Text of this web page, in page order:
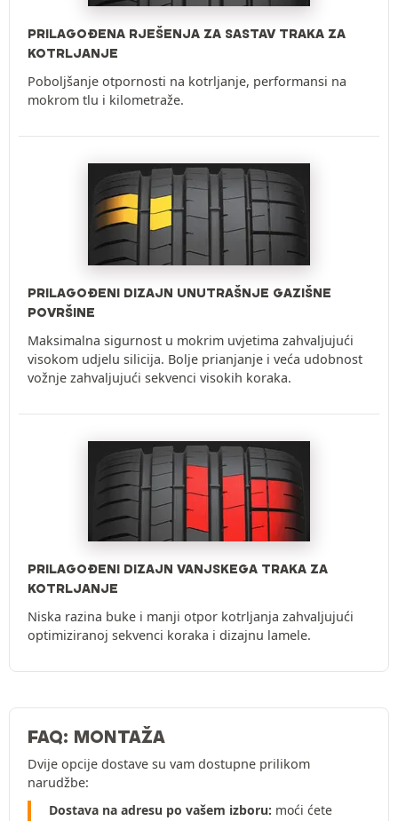
PRILAGOĐENA RJEŠENJA ZA SASTAV TRAKA ZA
KOTRLJANJE
Poboljšanje otpornosti na kotrljanje, performansi na
mokrom tlu i kilometraže.
PRILAGOĐENI DIZAJN UNUTRAŠNJE GAZIŠNE
POVRŠINE
Maksimalna sigurnost u mokrim uvjetima zahvaljujući
visokom udjelu silicija. Bolje prianjanje i veća udobnost
vožnje zahvaljujući sekvenci visokih koraka.
PRILAGOĐENI DIZAJN VANJSKEGA TRAKA ZA
KOTRLJANJE
Niska razina buke i manji otpor kotrljanja zahvaljujući
optimiziranoj sekvenci koraka i dizajnu lamele.
FAQ: MONTAŽA
Dvije opcije dostave su vam dostupne prilikom
narudžbe:
Dostava na adresu po vašem izboru: moći ćete